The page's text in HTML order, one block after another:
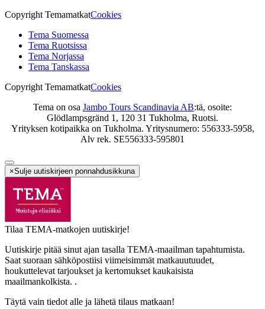
Copyright TemamatkatCookies
Tema Suomessa
Tema Ruotsissa
Tema Norjassa
Tema Tanskassa
Copyright TemamatkatCookies
Tema on osa Jambo Tours Scandinavia AB:tä, osoite:
Glödlampsgränd 1, 120 31 Tukholma, Ruotsi.
Yrityksen kotipaikka on Tukholma. Yritysnumero: 556333-5958,
Alv rek. SE556333-595801
×Sulje uutiskirjeen ponnahdusikkuna
Tilaa TEMA-matkojen uutiskirje!
Uutiskirje pitää sinut ajan tasalla TEMA-maailman tapahtumista.
Saat suoraan sähköpostiisi viimeisimmät matkauutuudet,
houkuttelevat tarjoukset ja kertomukset kaukaisista
maailmankolkista. .
Täytä vain tiedot alle ja lähetä tilaus matkaan!